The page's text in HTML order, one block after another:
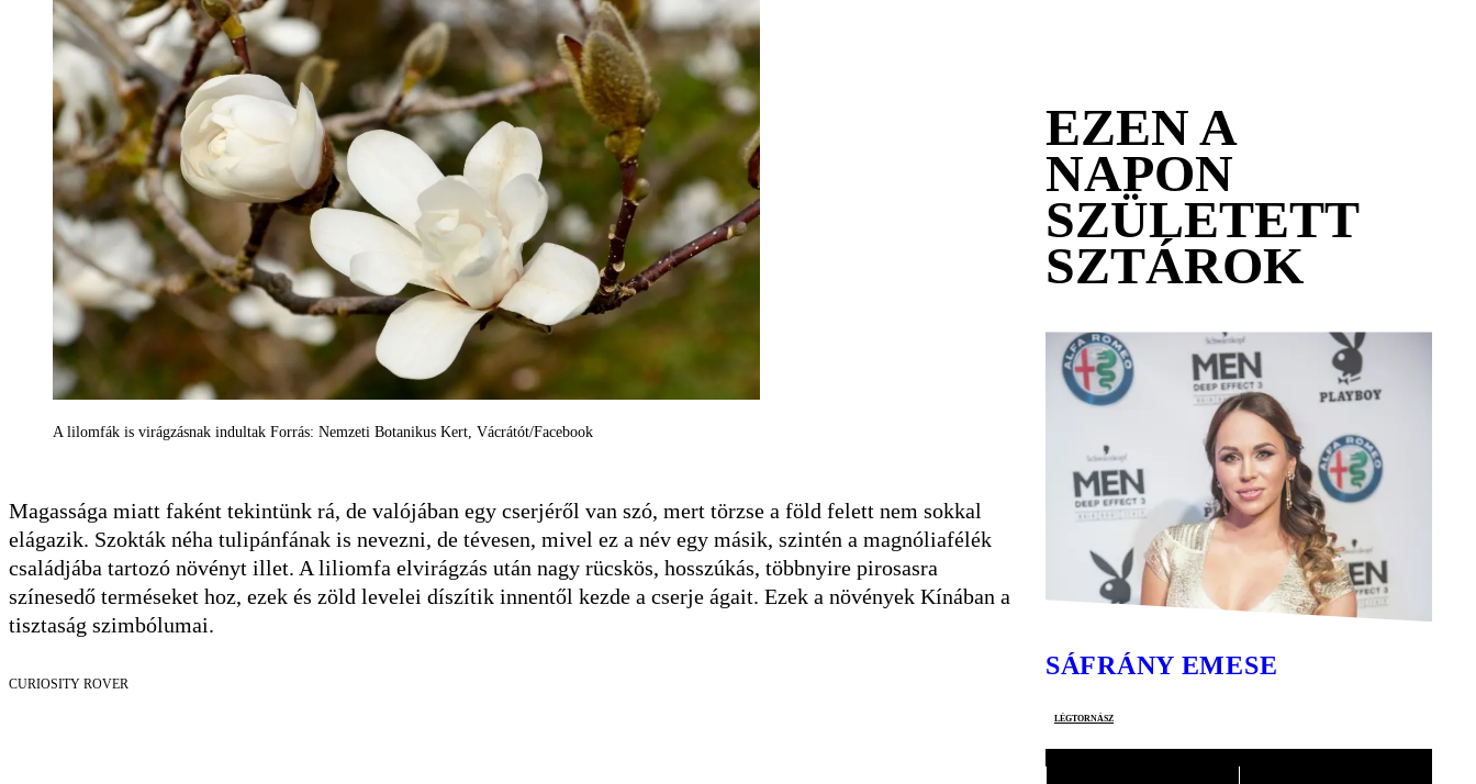
A lilomfák is virágzásnak indultak Forrás: Nemzeti Botanikus Kert, Vácrátót/Facebook
Magassága miatt faként tekintünk rá, de valójában egy cserjéről van szó, mert törzse a föld felett nem sokkal
elágazik. Szokták néha tulipánfának is nevezni, de tévesen, mivel ez a név egy másik, szintén a magnóliafélék
családjába tartozó növényt illet. A liliomfa elvirágzás után nagy rücskös, hosszúkás, többnyire pirosasra
színesedő terméseket hoz, ezek és zöld levelei díszítik innentől kezde a cserje ágait. Ezek a növények Kínában a
tisztaság szimbólumai.
CURIOSITY ROVER
EZEN A
NAPON
SZÜLETETT
SZTÁROK
SÁFRÁNY EMESE
légtornász